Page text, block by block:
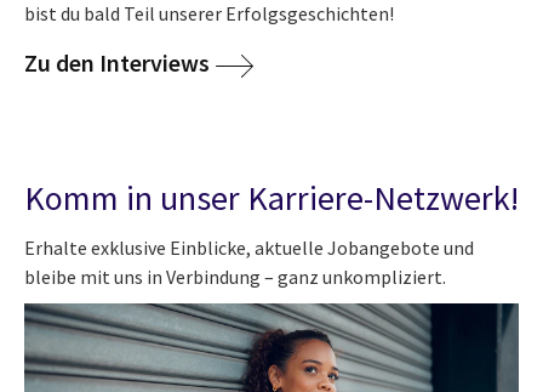
bist du bald Teil unserer Erfolgsgeschichten!
Zu den Interviews
Komm in unser Karriere-Netzwerk!
Erhalte exklusive Einblicke, aktuelle Jobangebote und
bleibe mit uns in Verbindung – ganz unkompliziert.